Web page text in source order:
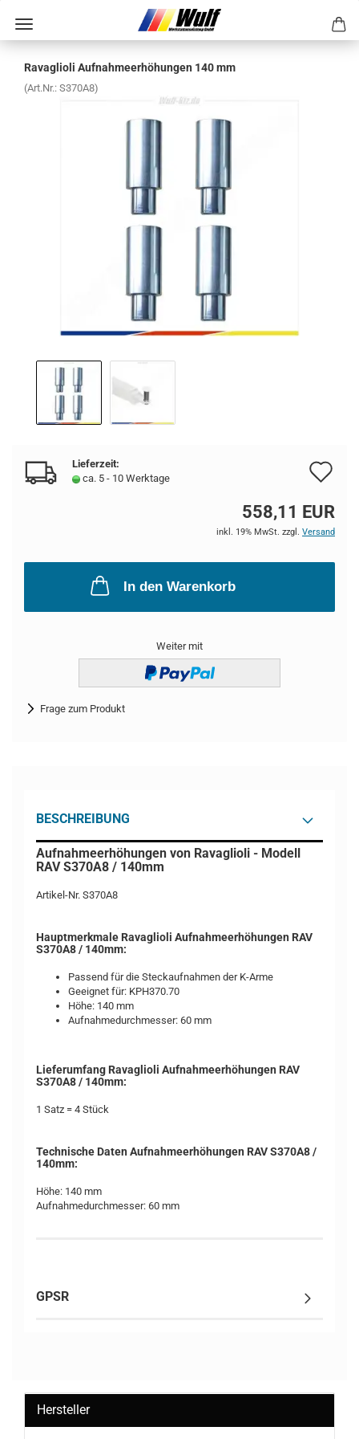
Ra­vaglio­li Auf­nah­me­er­hö­hun­gen 140 mm
(Art.Nr.: S370A8)
Lieferzeit:
ca. 5 - 10 Werktage
558,11 EUR
inkl. 19% MwSt. zzgl. Versand
In den Warenkorb
Weiter mit
Frage zum Produkt
BESCHREIBUNG
Aufnahmeerhöhungen von Ravaglioli - Modell
RAV S370A8 / 140mm
Artikel-Nr. S370A8
Hauptmerkmale Ravaglioli Aufnahmeerhöhungen RAV
S370A8 / 140mm:
Passend für die Steckaufnahmen der K-Arme
Geeignet für: KPH370.70
Höhe: 140 mm
Aufnahmedurchmesser: 60 mm
Lieferumfang Ravaglioli Aufnahmeerhöhungen RAV
S370A8 / 140mm:
1 Satz = 4 Stück
Technische Daten Aufnahmeerhöhungen RAV S370A8 /
140mm:
Höhe: 140 mm
Aufnahmedurchmesser: 60 mm
GPSR
Hersteller